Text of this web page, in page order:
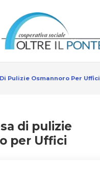
Pulizie Osmannoro Per Uffici
di pulizie
per Uffici